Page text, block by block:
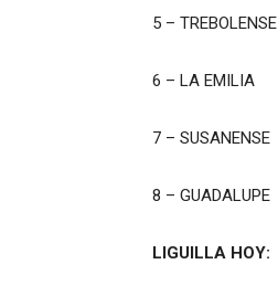
5 – TREBOLENSE
6 – LA EMILIA
7 – SUSANENSE
8 – GUADALUPE
LIGUILLA HOY: